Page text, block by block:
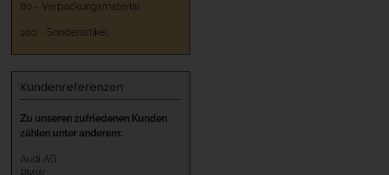
80 - Verpackungsmaterial
100 - Sonderartikel
Kundenreferenzen
Zu unseren zufriedenen Kunden
zählen unter anderem:
Audi AG